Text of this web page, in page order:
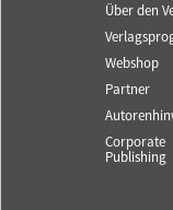
Über den
Webshop
Partner
Corporate
Publishing